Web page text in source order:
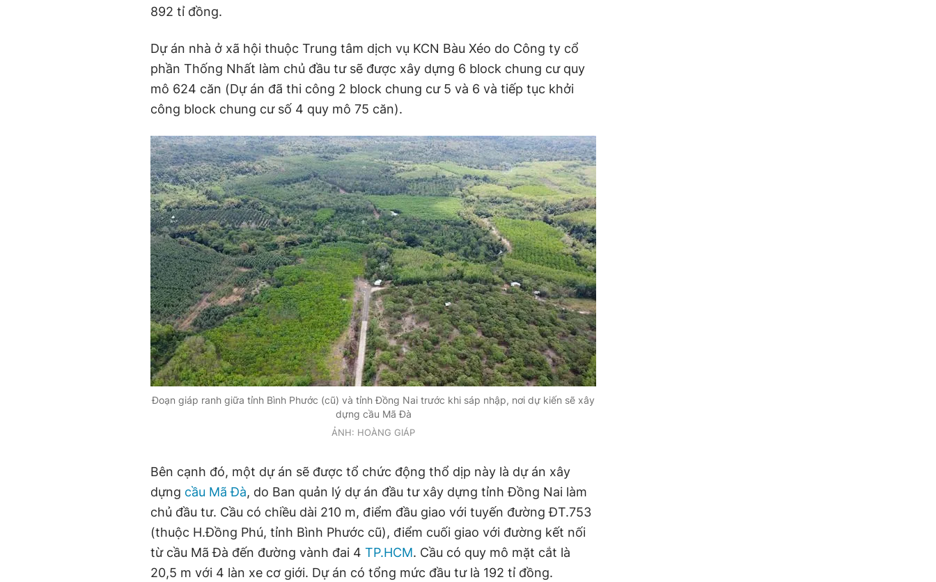
892 tỉ đồng.
Dự án nhà ở xã hội thuộc Trung tâm dịch vụ KCN Bàu Xéo do Công ty cổ
phần Thống Nhất làm chủ đầu tư sẽ được xây dựng 6 block chung cư quy
mô 624 căn (Dự án đã thi công 2 block chung cư 5 và 6 và tiếp tục khởi
công block chung cư số 4 quy mô 75 căn).
Đoạn giáp ranh giữa tỉnh Bình Phước (cũ) và tỉnh Đồng Nai trước khi sáp nhập, nơi dự kiến sẽ xây
dựng cầu Mã Đà
ẢNH: HOÀNG GIÁP
Bên cạnh đó, một dự án sẽ được tổ chức động thổ dịp này là dự án xây
dựng cầu Mã Đà, do Ban quản lý dự án đầu tư xây dựng tỉnh Đồng Nai làm
chủ đầu tư. Cầu có chiều dài 210 m, điểm đầu giao với tuyến đường ĐT.753
(thuộc H.Đồng Phú, tỉnh Bình Phước cũ), điểm cuối giao với đường kết nối
từ cầu Mã Đà đến đường vành đai 4 TP.HCM. Cầu có quy mô mặt cắt là
20,5 m với 4 làn xe cơ giới. Dự án có tổng mức đầu tư là 192 tỉ đồng.